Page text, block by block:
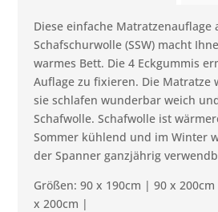
Diese einfache Matratzenauflage
Schafschurwolle (SSW) macht
warmes Bett. Die 4 Eckgummis
Auflage zu fixieren. Die Matratze
sie schlafen wunderbar weich
Schafwolle. Schafwolle ist
Sommer kühlend und im Winter
der Spanner ganzjährig
Größen: 90 x 190cm | 90 x
x 200cm |